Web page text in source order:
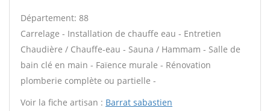
Département: 88
Carrelage - Installation de chauffe eau - Entretien
Chaudière / Chauffe-eau - Sauna / Hammam - Salle de
bain clé en main - Faïence murale - Rénovation
plomberie complète ou partielle -
Voir la fiche artisan : Barrat sabastien